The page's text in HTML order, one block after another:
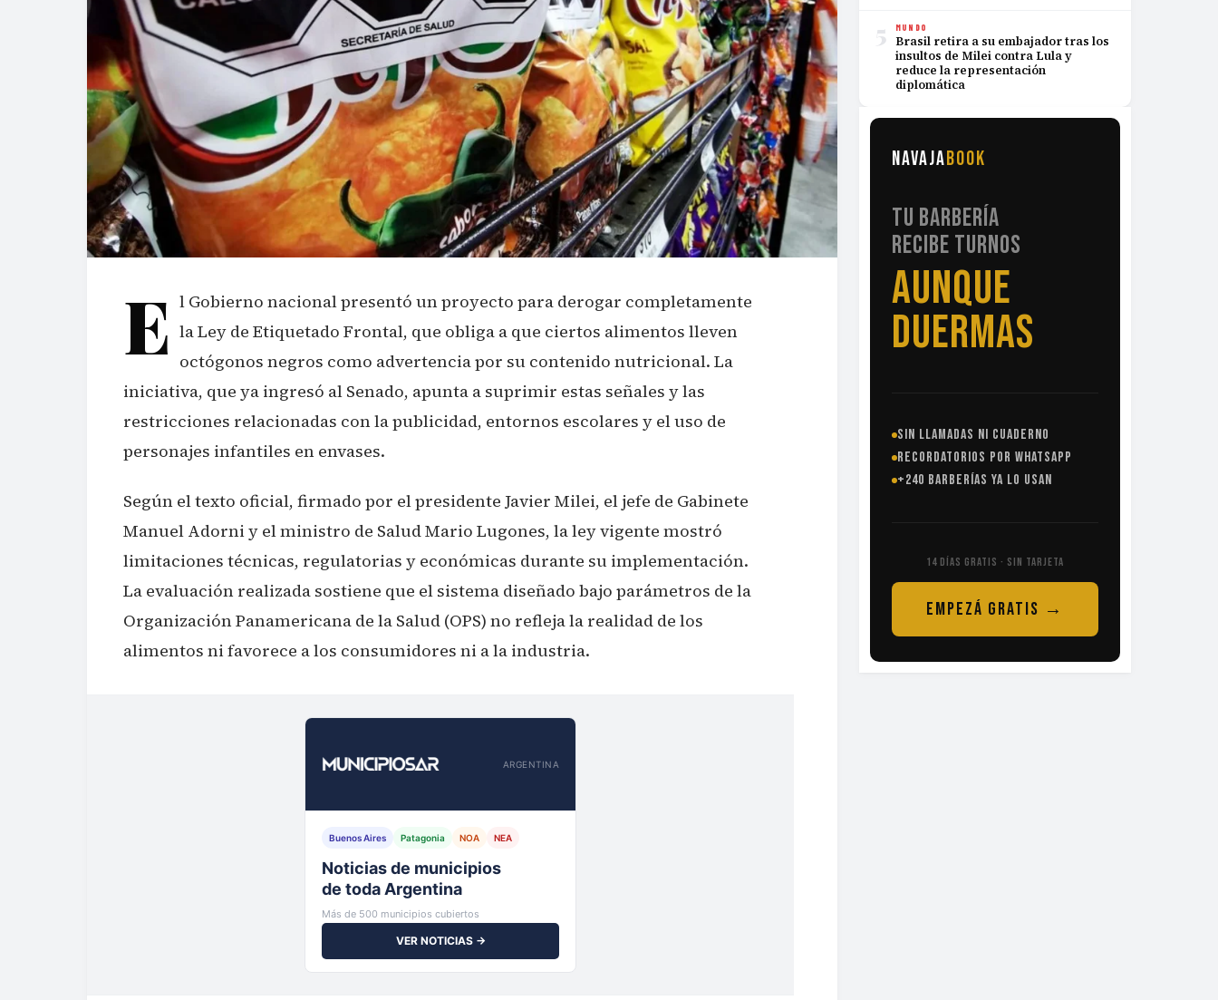
E l Gobierno nacional presentó un proyecto para derogar completamente
la Ley de Etiquetado Frontal, que obliga a que ciertos alimentos lleven
octógonos negros como advertencia por su contenido nutricional. La
iniciativa, que ya ingresó al Senado, apunta a suprimir estas señales y las
restricciones relacionadas con la publicidad, entornos escolares y el uso de
personajes infantiles en envases.
Según el texto oficial, firmado por el presidente Javier Milei, el jefe de Gabinete
Manuel Adorni y el ministro de Salud Mario Lugones, la ley vigente mostró
limitaciones técnicas, regulatorias y económicas durante su implementación.
La evaluación realizada sostiene que el sistema diseñado bajo parámetros de la
Organización Panamericana de la Salud (OPS) no refleja la realidad de los
alimentos ni favorece a los consumidores ni a la industria.
ARGENTINA
Buenos Aires Patagonia NOA NEA
Tu municipio,
al instante
Más de 500 municipios cubiertos
VER NOTICIAS →
5 MUNDO
Brasil retira a su embajador tras los
insultos de Milei contra Lula y
reduce la representación
diplomática
NAVAJABOOK
TU BARBERÍA
RECIBE TURNOS
SIN
LLAMADAS
SIN LLAMADAS NI CUADERNO
RECORDATORIOS POR WHATSAPP
+240 BARBERÍAS YA LO USAN
14 DÍAS GRATIS · SIN TARJETA
EMPEZÁ GRATIS →